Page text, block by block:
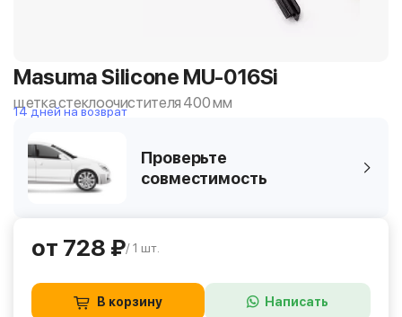
Masuma Silicone MU-016Si
щетка стеклоочистителя 400 мм
14 дней на возврат
Проверьте
совместимость
от 728 ₽/ 1 шт.
В корзину Написать